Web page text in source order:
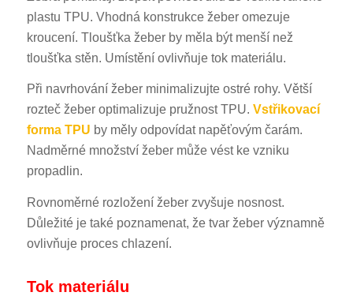
plastu TPU. Vhodná konstrukce žeber omezuje
kroucení. Tloušťka žeber by měla být menší než
tloušťka stěn. Umístění ovlivňuje tok materiálu.
Při navrhování žeber minimalizujte ostré rohy. Větší
rozteč žeber optimalizuje pružnost TPU. Vstřikovací
forma TPU by měly odpovídat napěťovým čarám.
Nadměrné množství žeber může vést ke vzniku
propadlin.
Rovnoměrné rozložení žeber zvyšuje nosnost.
Důležité je také poznamenat, že tvar žeber významně
ovlivňuje proces chlazení.
Tok materiálu